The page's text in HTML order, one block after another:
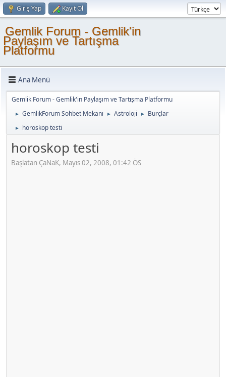
Giriş Yap Kayıt Ol
Gemlik Forum - Gemlik'in
Paylaşım ve Tartışma
Platformu
Ana Menü
Gemlik Forum - Gemlik'in Paylaşım ve Tartışma Platformu
► GemlikForum Sohbet Mekanı ► Astroloji ► Burçlar
► horoskop testi
horoskop testi
Başlatan ÇaNaK, Mayıs 02, 2008, 01:42 ÖS